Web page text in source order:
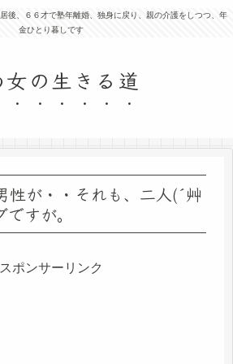
後、６６才で塾年離婚、独身に戻り、親の介護をしつつ、年
金ひとり暮しです
女の生きる道
性が・・それも、二人(´艸
すが。
スポンサーリンク